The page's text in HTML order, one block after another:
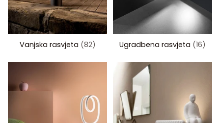
Vanjska rasvjeta (82) Ugradbena rasvjeta (16)